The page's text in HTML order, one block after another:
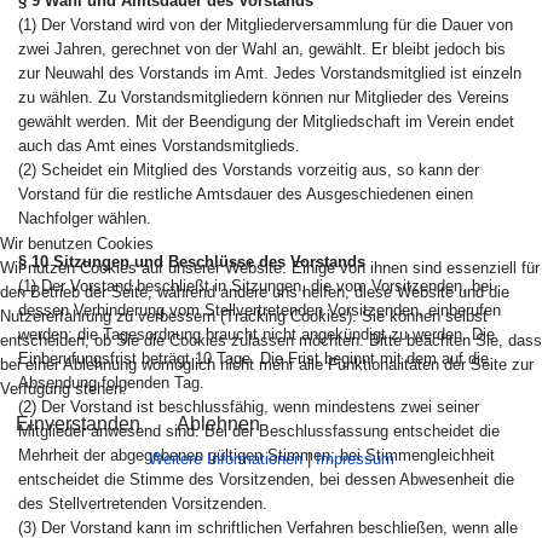
(1) Der Vorstand wird von der Mitgliederversammlung für die Dauer von
zwei Jahren, gerechnet von der Wahl an, gewählt. Er bleibt jedoch bis
zur Neuwahl des Vorstands im Amt. Jedes Vorstandsmitglied ist einzeln
zu wählen. Zu Vorstandsmitgliedern können nur Mitglieder des Vereins
gewählt werden. Mit der Beendigung der Mitgliedschaft im Verein endet
auch das Amt eines Vorstandsmitglieds.
(2) Scheidet ein Mitglied des Vorstands vorzeitig aus, so kann der
Vorstand für die restliche Amtsdauer des Ausgeschiedenen einen
Nachfolger wählen.
§ 10 Sitzungen und Beschlüsse des Vorstands
(1) Der Vorstand beschließt in Sitzungen, die vom Vorsitzenden, bei
dessen Verhinderung vom Stellvertretenden Vorsitzenden, einberufen
werden; die Tagesordnung braucht nicht angekündigt zu werden. Die
Einberufungsfrist beträgt 10 Tage. Die Frist beginnt mit dem auf die
Absendung folgenden Tag.
(2) Der Vorstand ist beschlussfähig, wenn mindestens zwei seiner
Mitglieder anwesend sind. Bei der Beschlussfassung entscheidet die
Mehrheit der abgegebenen gültigen Stimmen; bei Stimmengleichheit
entscheidet die Stimme des Vorsitzenden, bei dessen Abwesenheit die
des Stellvertretenden Vorsitzenden.
(3) Der Vorstand kann im schriftlichen Verfahren beschließen, wenn alle
Wir benutzen Cookies
Wir nutzen Cookies auf unserer Website. Einige von ihnen sind essenziell für
den Betrieb der Seite, während andere uns helfen, diese Website und die
Nutzererfahrung zu verbessern (Tracking Cookies). Sie können selbst
entscheiden, ob Sie die Cookies zulassen möchten. Bitte beachten Sie, dass
bei einer Ablehnung womöglich nicht mehr alle Funktionalitäten der Seite zur
Verfügung stehen.
Einverstanden Ablehnen
Weitere Informationen|Impressum